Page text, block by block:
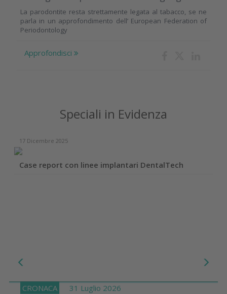
La parodontite resta strettamente legata al tabacco, se ne
parla in un approfondimento dell’ European Federation of
Periodontology
Approfondisci
Speciali in Evidenza
17 Dicembre 2025
Case report con linee implantari DentalTech
CRONACA 31 Luglio 2026